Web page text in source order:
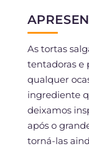
As tortas
tentadoras e
qualquer
ingrediente
deixamos
após o
torná-las